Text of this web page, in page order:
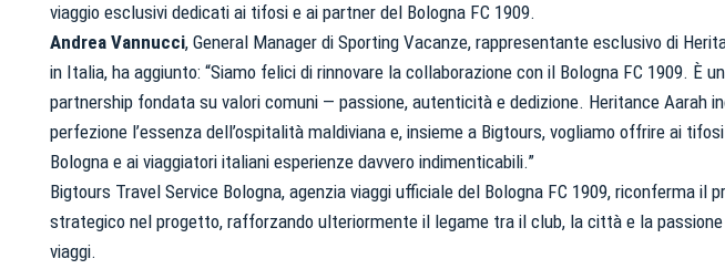
viaggio esclusivi dedicati ai tifosi e ai partner del Bologna FC 1909.
Andrea Vannucci, General Manager di Sporting Vacanze, rappresentante esclusivo di
in Italia, ha aggiunto: “Siamo felici di rinnovare la collaborazione con il Bologna FC 1909. È
partnership fondata su valori comuni — passione, autenticità e dedizione. Heritance Aarah
perfezione l’essenza dell’ospitalità maldiviana e, insieme a Bigtours, vogliamo offrire ai
Bologna e ai viaggiatori italiani esperienze davvero indimenticabili.”
Bigtours Travel Service Bologna, agenzia viaggi ufficiale del Bologna FC 1909, riconferma il
strategico nel progetto, rafforzando ulteriormente il legame tra il club, la città e la passione
viaggi.